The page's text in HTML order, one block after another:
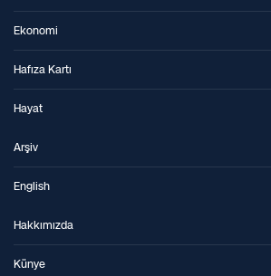
Ekonomi
Hafıza Kartı
Hayat
Arşiv
English
Hakkımızda
Künye